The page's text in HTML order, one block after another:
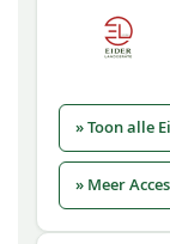
» Toon alle
» Meer